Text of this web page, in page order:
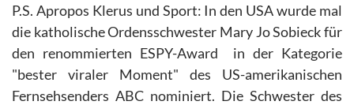
P.S. Apropos Klerus und Sport: In den USA wurde mal
die katholische Ordensschwester Mary Jo Sobieck für
den renommierten ESPY-Award
in der Kategorie
"bester viraler Moment" des US-amerikanischen
Fernsehsenders ABC nominiert. Die Schwester des